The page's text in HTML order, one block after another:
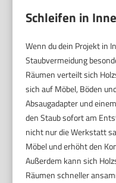
Schleifen in
Wenn du dein Projekt in
Staubvermeidung
Räumen verteilt sich
sich auf Möbel, Böden
Absaugadapter und
den Staub sofort am
nicht nur die Werkstatt
Möbel und erhöht den
Außerdem kann sich
Räumen schneller